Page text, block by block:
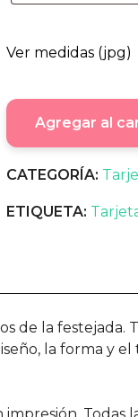
Ver medidas (jpg)
Agregar al
CATEGORÍA:
ETIQUETA:
de la
la forma y